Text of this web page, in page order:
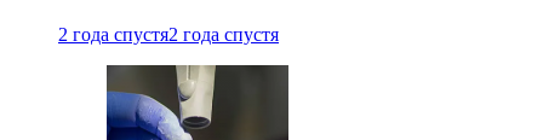
2 года спустя2 года спустя